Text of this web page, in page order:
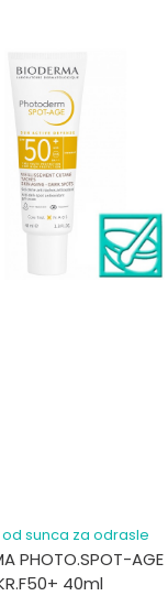
sunca za odrasle
PHOTO.SPOT-AGE
40ml